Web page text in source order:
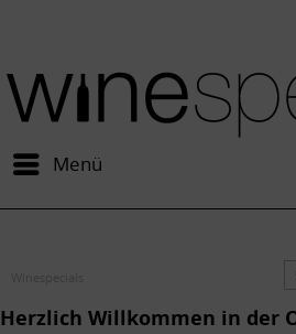
Menü
Herzlich Willkommen in der